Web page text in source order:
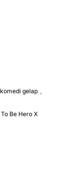
komedi gelap
To Be Hero X